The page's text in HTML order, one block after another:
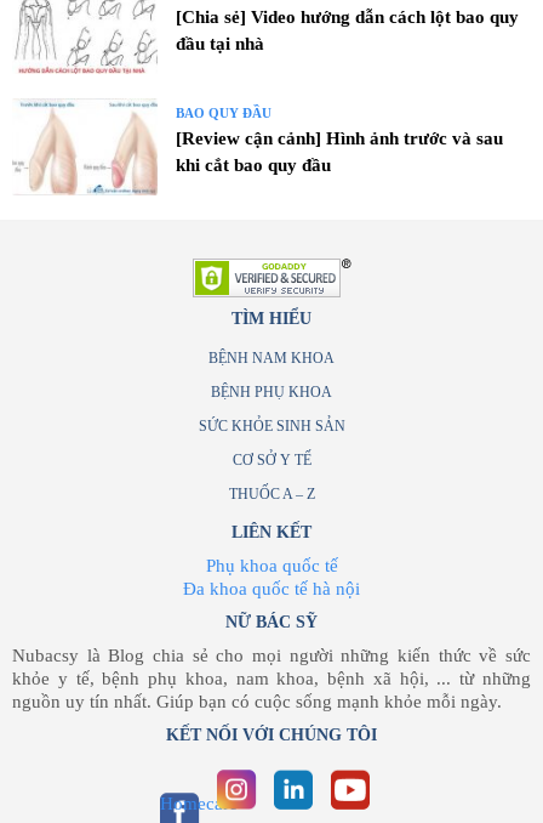
[Chia sẻ] Video hướng dẫn cách lột bao quy
đầu tại nhà
BAO QUY ĐẦU
[Review cận cảnh] Hình ảnh trước và sau
khi cắt bao quy đầu
TÌM HIỂU
BỆNH NAM KHOA
BỆNH PHỤ KHOA
SỨC KHỎE SINH SẢN
CƠ SỞ Y TẾ
THUỐC A – Z
LIÊN KẾT
Phụ khoa quốc tế
Đa khoa quốc tế hà nội
NỮ BÁC SỸ
Nubacsy là Blog chia sẻ cho mọi người những kiến thức về sức
khỏe y tế, bệnh phụ khoa, nam khoa, bệnh xã hội, ... từ những
nguồn uy tín nhất. Giúp bạn có cuộc sống mạnh khỏe mỗi ngày.
KẾT NỐI VỚI CHÚNG TÔI
Homecare